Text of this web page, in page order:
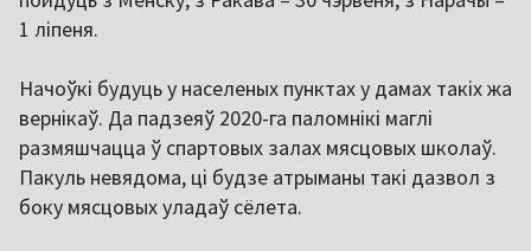
1 ліпеня.
Начоўкі будуць у населеных пунктах у дамах такіх жа
вернікаў. Да падзеяў 2020-га паломнікі маглі
размяшчацца ў спартовых залах мясцовых школаў.
Пакуль невядома, ці будзе атрыманы такі дазвол з
боку мясцовых уладаў сёлета.